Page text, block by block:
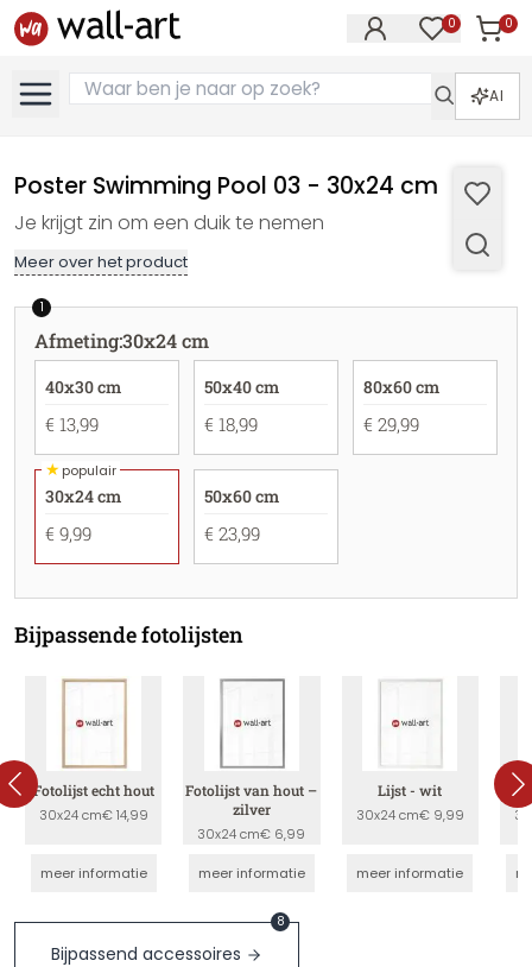
0 0
AI
Poster Swimming Pool 03 - 30x24 cm
Je krijgt zin om een duik te nemen
Meer over het product
1
Afmeting:30x24 cm
40x30 cm
€ 13,99
50x40 cm
€ 18,99
80x60 cm
€ 29,99
★populair
30x24 cm
€ 9,99
50x60 cm
€ 23,99
Bijpassende fotolijsten
Fotolijst echt hout
30x24 cm€ 14,99
meer informatie
Fotolijst van hout –
zilver
30x24 cm€ 6,99
meer informatie
Lijst - wit
30x24 cm€ 9,99
meer informatie
Bijpassend accessoires
8